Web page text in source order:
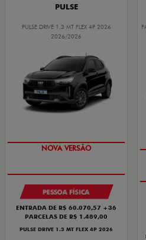
PULSE
PULSE DRIVE 1.3 MT FLEX 4P 2026
2026/2026
PREÇO IMPERDÍVEL
PESSOA FÍSICA
ENTRADA DE R$ 60.070,57 +36
PARCELAS DE R$ 1.489,00
PULSE DRIVE 1.3 MT FLEX 4P 2026